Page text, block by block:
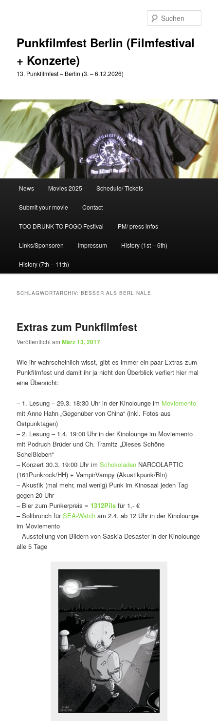
Punkfilmfest Berlin (Filmfestival
+ Konzerte)
13. Punkfilmfest – Berlin (3. – 6.12.2026)
News Movies 2025 Schedule/ Tickets
Submit your movie Contact
TOO DRUNK TO POGO Festival PM/ press infos
Links/Sponsoren Impressum History (1st – 6th)
History (7th – 11th)
SCHLAGWORTARCHIV:BESSER ALS BERLINALE
Extras zum Punkfilmfest
Veröffentlicht amMärz 13, 2017
Wie ihr wahrscheinlich wisst, gibt es immer ein paar Extras zum
Punkfilmfest und damit ihr ja nicht den Überblick verliert hier mal
eine Übersicht:
– 1. Lesung – 29.3. 18:30 Uhr in der Kinolounge im Moviemento
mit Anne Hahn „Gegenüber von China“ (inkl. Fotos aus
Ostpunktagen)
– 2. Lesung – 1.4. 19:00 Uhr in der Kinolounge im Moviemento
mit Podruch Brüder und Ch. Tramitz „Dieses Schöne
Scheißleben“
– Konzert 30.3. 19:00 Uhr imSchokoladen NARCOLAPTIC
(161Punkrock/HH) + VampirVampy (Akustikpunk/Bln)
– Akustik (mal mehr, mal wenig) Punk im Kinosaal jeden Tag
gegen 20 Uhr
– Bier zum Punkerpreis = 1312Pils für 1,- €
– Solibrunch fürSEA-Watch am 2.4. ab 12 Uhr in der Kinolounge
im Moviemento
– Ausstellung von Bildern von Saskia Desaster in der Kinolounge
alle 5 Tage